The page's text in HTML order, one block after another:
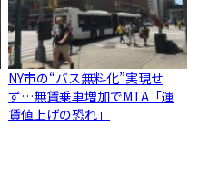
NY市の“バス無料化”実現せ
ず…無賃乗車増加でMTA「運
賃値上げの恐れ」